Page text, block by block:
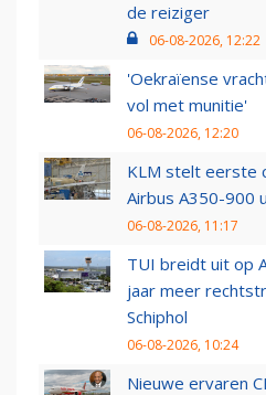
de reiziger
06-08-2026, 12:22
'Oekraïense
vol met munitie'
06-08-2026, 12:20
KLM stelt eerste
Airbus A350-900
06-08-2026, 11:17
TUI breidt uit op
jaar meer
Schiphol
06-08-2026, 10:24
Nieuwe ervaren